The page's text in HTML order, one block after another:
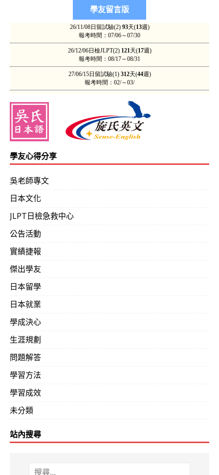
學友心得分享
吳老師專文
日本文化
JLPT日檢急救中心
公告活動
實績捷報
傑出學友
日本留學
日本就業
學成決心
生涯規劃
問題解答
學習方法
學習成效
未分類
站內搜尋